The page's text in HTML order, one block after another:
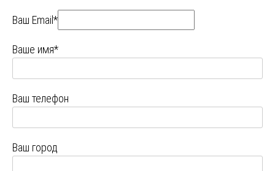
Ваш Email*
Ваше имя*
Ваш телефон
Ваш город